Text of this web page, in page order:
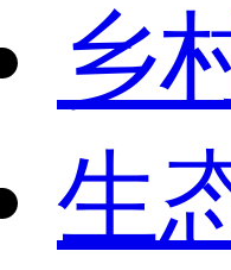
乡
生